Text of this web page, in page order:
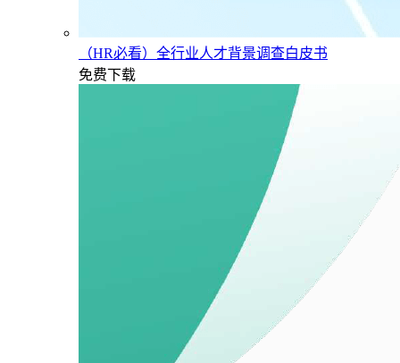
（HR必看）全行业人才背景调查白皮书
免费下载